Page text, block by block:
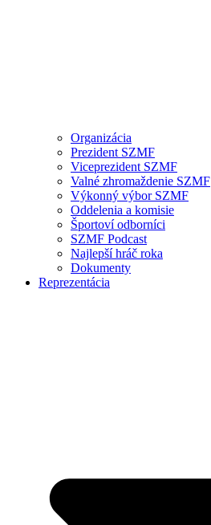
Organizácia
Prezident SZMF
Viceprezident SZMF
Valné zhromaždenie SZMF
Výkonný výbor SZMF
Oddelenia a komisie
Športoví odborníci
SZMF Podcast
Najlepší hráč roka
Dokumenty
Reprezentácia